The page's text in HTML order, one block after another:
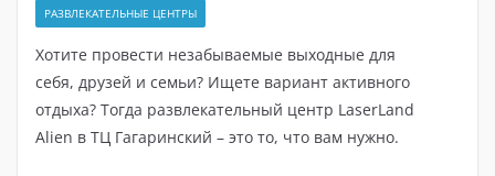
РАЗВЛЕКАТЕЛЬНЫЕ ЦЕНТРЫ
Хотите провести незабываемые выходные для
себя, друзей и семьи? Ищете вариант активного
отдыха? Тогда развлекательный центр LaserLand
Alien в ТЦ Гагаринский – это то, что вам нужно.